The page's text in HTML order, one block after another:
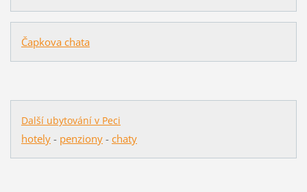
Čapkova chata
Další ubytování v Peci
hotely- penziony- chaty